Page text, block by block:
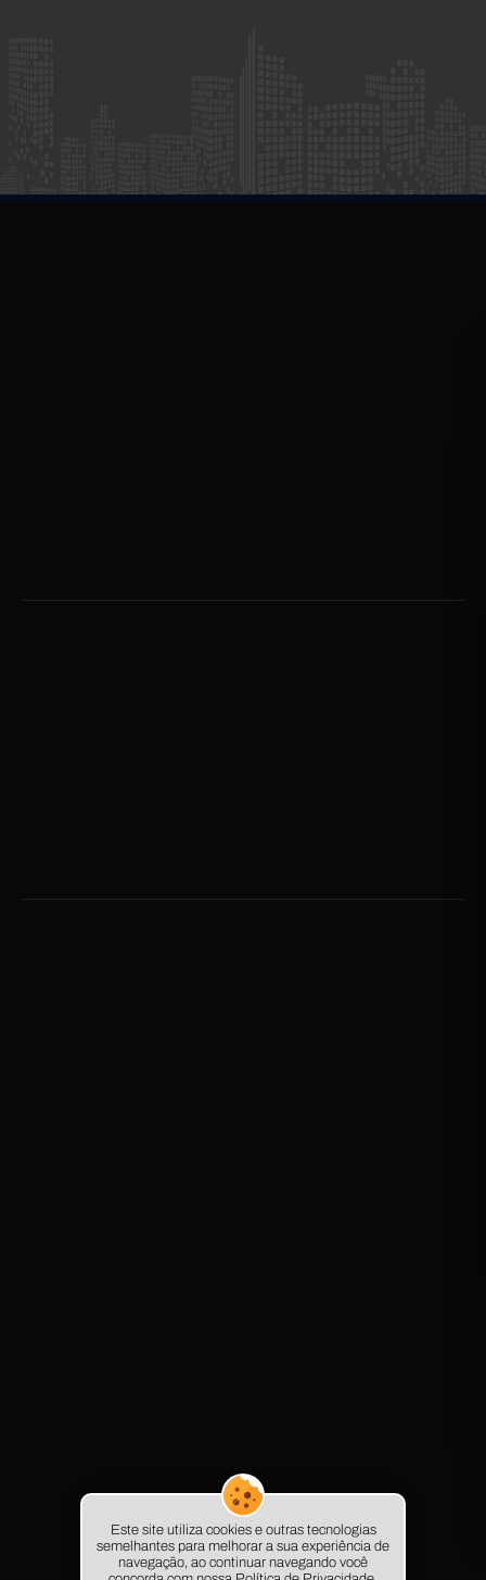
© 2025 - LC Advocacia Especializada
Este site utiliza cookies e outras tecnologias
semelhantes para melhorar a sua experiência de
navegação, ao continuar navegando você